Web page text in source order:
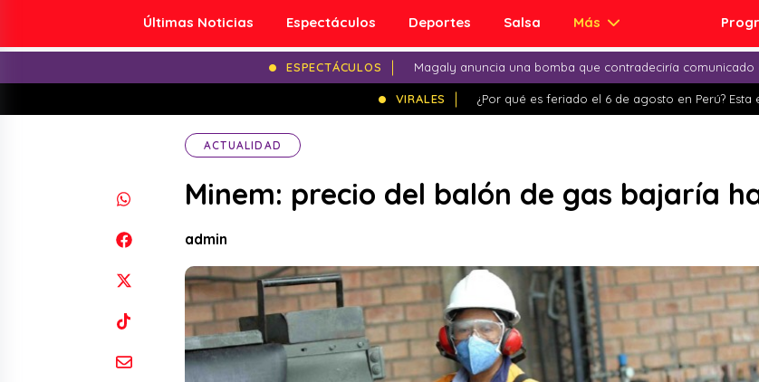
Últimas Noticias Espectáculos Deportes Salsa Más
ESPECTÁCULOS Magaly anuncia una bomba que contradeciría comunicado
VIRALES ¿Por qué es feriado el 6 de agosto en Perú? Esta
ACTUALIDAD
Minem: precio del balón de gas bajaría
admin